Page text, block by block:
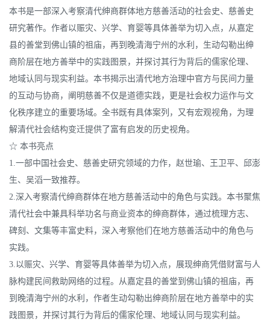
本书是一部深入考察清代绅商群体地方慈善活动的社会史、慈善史
研究著作。作者以赈灾、兴学、育婴等具体善举为切入点，从嘉定
县的善堂到佛山镇的祖庙，再到晚清海宁州的水利，生动勾勒出绅
商阶层在地方善举中的实践图景，并探讨其行为背后的儒家伦理、
地域认同与现实利益。本书揭示出清代地方治理中官方与民间力量
的互动与协商，阐明慈善不仅是道德实践，更是社会权力运作与文
化秩序建立的重要场域。全书既有具体案列，又有宏观视角，为理
解清代社会结构变迁提供了富有启发的历史视角。
☆ 本书亮点
1.一部中国社会史、慈善史研究领域的力作，赵世瑜、王卫平、邱澎
生、吴滔一致推荐。
2.深入考察清代绅商群体在地方慈善活动中的角色与实践。本书聚焦
清代社会中兼具科举功名与商业资本的绅商群体，通过梳理方志、
碑刻、文集等丰富史料，深入考察他们在地方慈善活动中的角色与
实践。
3.以赈灾、兴学、育婴等具体善举为切入点，展现绅商凭借财富与人
脉构建民间救助网络的过程。从嘉定县的善堂到佛山镇的祖庙，再
到晚清海宁州的水利，作者生动勾勒出绅商阶层在地方善举中的实
践图景，并探讨其行为背后的儒家伦理、地域认同与现实利益。